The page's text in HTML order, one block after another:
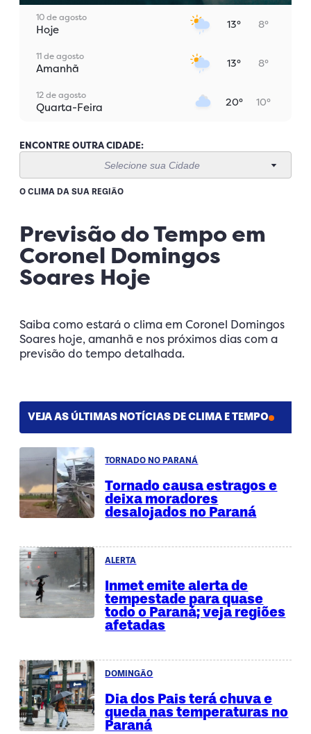
10 de agosto
Hoje 13° 8°
11 de agosto
Amanhã 13° 8°
12 de agosto
Quarta-Feira 20° 10°
Quinta-Feira
Sexta-Feira 18° 14°
Sábado
16 de agosto
Domingo
ENCONTRE OUTRA CIDADE:
Selecione sua Cidade
O CLIMA DA SUA REGIÃO
Previsão do Tempo em
Coronel Domingos
Soares Hoje
Saiba como estará o clima em Coronel Domingos
Soares hoje, amanhã e nos próximos dias com a
previsão do tempo detalhada.
VEJA AS ÚLTIMAS NOTÍCIAS DE CLIMA E TEMPO
TORNADO NO PARANÁ
Tornado causa estragos e
deixa moradores
desalojados no Paraná
ALERTA
Inmet emite alerta de
tempestade para quase
todo o Paraná; veja regiões
afetadas
DOMINGÃO
Dia dos Pais terá chuva e
queda nas temperaturas no
Paraná